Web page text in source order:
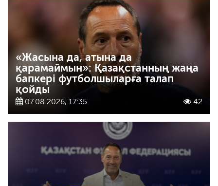
«Жасына да, атына да
қарамаймын»: Қазақстанның жаңа
бапкері футболшыларға талап
қойды
07.08.2026, 17:35 42